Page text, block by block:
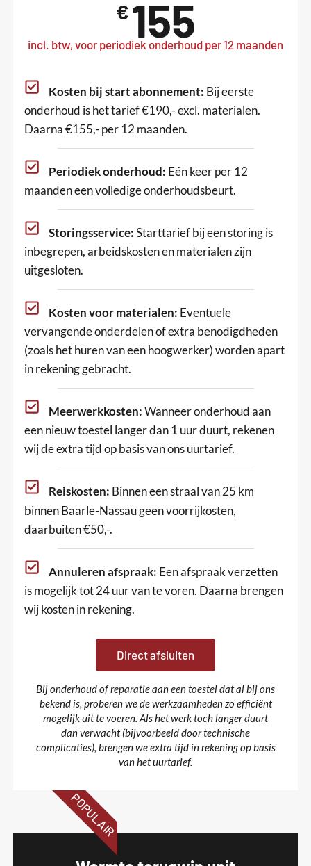
€155
incl. btw, voor periodiek onderhoud per 12 maanden
Kosten bij start abonnement: Bij eerste
onderhoud is het tarief €190,- excl. materialen.
Daarna €155,- per 12 maanden.
Periodiek onderhoud: Eén keer per 12
maanden een volledige onderhoudsbeurt.
Storingsservice:Starttarief bij een storing is
inbegrepen, arbeidskosten en materialen zijn
uitgesloten.
Kosten voor materialen: Eventuele
vervangende onderdelen of extra benodigdheden
(zoals het huren van een hoogwerker) worden apart
in rekening gebracht.
Meerwerkkosten:Wanneer onderhoud aan
een nieuw toestel langer dan 1 uur duurt, rekenen
wij de extra tijd op basis van ons uurtarief.
Reiskosten: Binnen een straal van 25 km
binnen Baarle-Nassau geen voorrijkosten,
daarbuiten €50,-.
Annuleren afspraak: Een afspraak verzetten
is mogelijk tot 24 uur van te voren. Daarna brengen
wij kosten in rekening.
Direct afsluiten
Bij onderhoud of reparatie aan een toestel dat al bij ons
bekend is, proberen we de werkzaamheden zo efficiënt
mogelijk uit te voeren. Als het werk toch langer duurt
dan verwacht (bijvoorbeeld door technische
complicaties), brengen we extra tijd in rekening op basis
van het uurtarief.
POPULAIR